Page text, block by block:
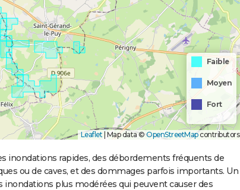
Faible
Moyen
Fort
Leaflet | Map data ©OpenStreetMapcontributors
inondations rapides, des débordements fréquents de
ou de caves, et des dommages parfois importants. Un
inondations plus modérées qui peuvent causer des